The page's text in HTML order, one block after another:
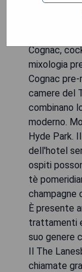
Oetker
strutture
Cognac,
mixologia
Cognac
camere del
combinano
moderno.
Hyde Park.
dell'hotel
ospiti
tè
champagne
È presente
trattamenti
suo genere
Il The
chiamate